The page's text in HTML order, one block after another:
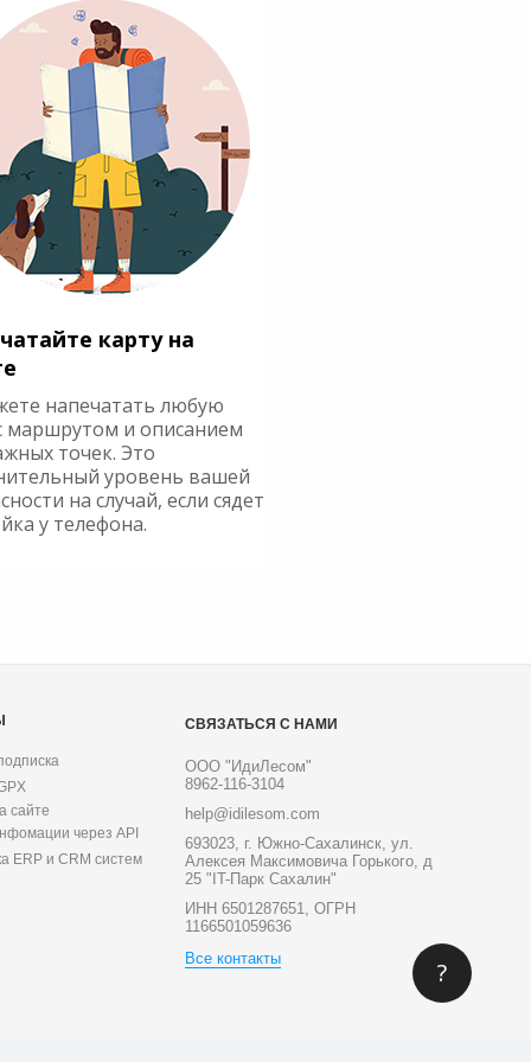
карту на
напечатать любую
маршрутом и описанием
точек. Это
уровень вашей
на случай, если сядет
у телефона.
сайте
через API
ERP и CRM систем
СВЯЗАТЬСЯ С НАМИ
ООО "ИдиЛесом"
8962-116-3104
help@idilesom.com
693023, г. Южно-Сахалинск, ул.
Алексея Максимовича Горького, д
25 "IT-Парк Сахалин"
ИНН 6501287651, ОГРН
1166501059636
Все контакты
?